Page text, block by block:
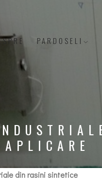
PARDOSELI
din rasini sintetice